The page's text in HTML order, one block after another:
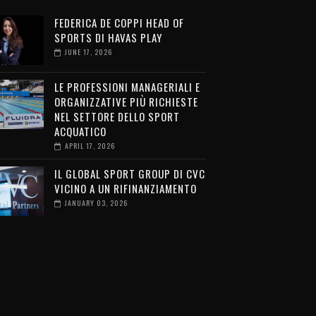
FEDERICA DE COPPI HEAD OF
SPORTS DI HAVAS PLAY
JUNE 17, 2026
LE PROFESSIONI MANAGERIALI E
ORGANIZZATIVE PIÙ RICHIESTE
NEL SETTORE DELLO SPORT
ACQUATICO
APRIL 17, 2026
IL GLOBAL SPORT GROUP DI CVC
VICINO A UN RIFINANZIAMENTO
JANUARY 03, 2026